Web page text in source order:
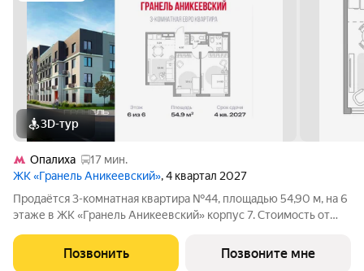
3D-тур
Опалиха
17 мин.
ЖК «Гранель Аникеевский», 4 квартал 2027
Продаётся 3-комнатная квартира №44, площадью 54,90 м, на 6
этаже в ЖК «Гранель Аникеевский» корпус 7. Стоимость от
односторонняя, окна на улицу. Проект расположился в
экологически чистом районе
Позвонить Позвоните мне